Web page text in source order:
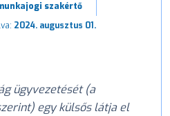
szakértő
2024. augusztus 01.
ügyvezetését (a
egy külsős látja el